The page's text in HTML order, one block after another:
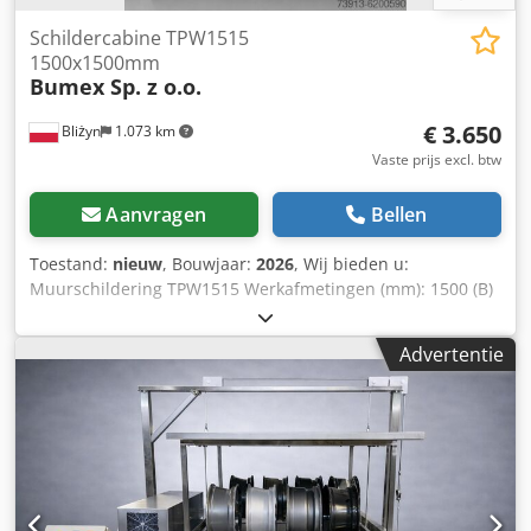
Bliżyn 1.073 km
Schildercabine TPW1515
1500x1500mm
Bumex Sp. z o.o.
€ 3.650
Vaste prijs excl. btw
Aanvragen Bellen
Toestand: nieuw, Bouwjaar: 2026, Wij bieden u:
Muurschildering TPW1515 Werkafmetingen (mm): 1500 (B)
x 800 (D) x 1500 (H). Totale afmetingen (mm): 1800 (B) x
1200 (D) x 2200 (H) Standaard uitrusting: -
Ventilatorvermogen: 1,5 kW, - Capaciteit: 8 640 m³/h, -
Compressie: 930 Pa, - Verlichting: 2 x 36 W, -
Explosieveilige Ex-ventilator, - 3-traps luchtfiltering,
Chjdpfog Sikrjx Aguoa - Kleurenstopfilter, - filtervlies, -
Bedieningspaneel IP 66, - Hermetische verlichting IP 65.
Onze cabines worden gekenmerkt door een zeer hoge
afwerkingskwaliteit, veiligheid in gebruik en de aanpassing
Advertentie